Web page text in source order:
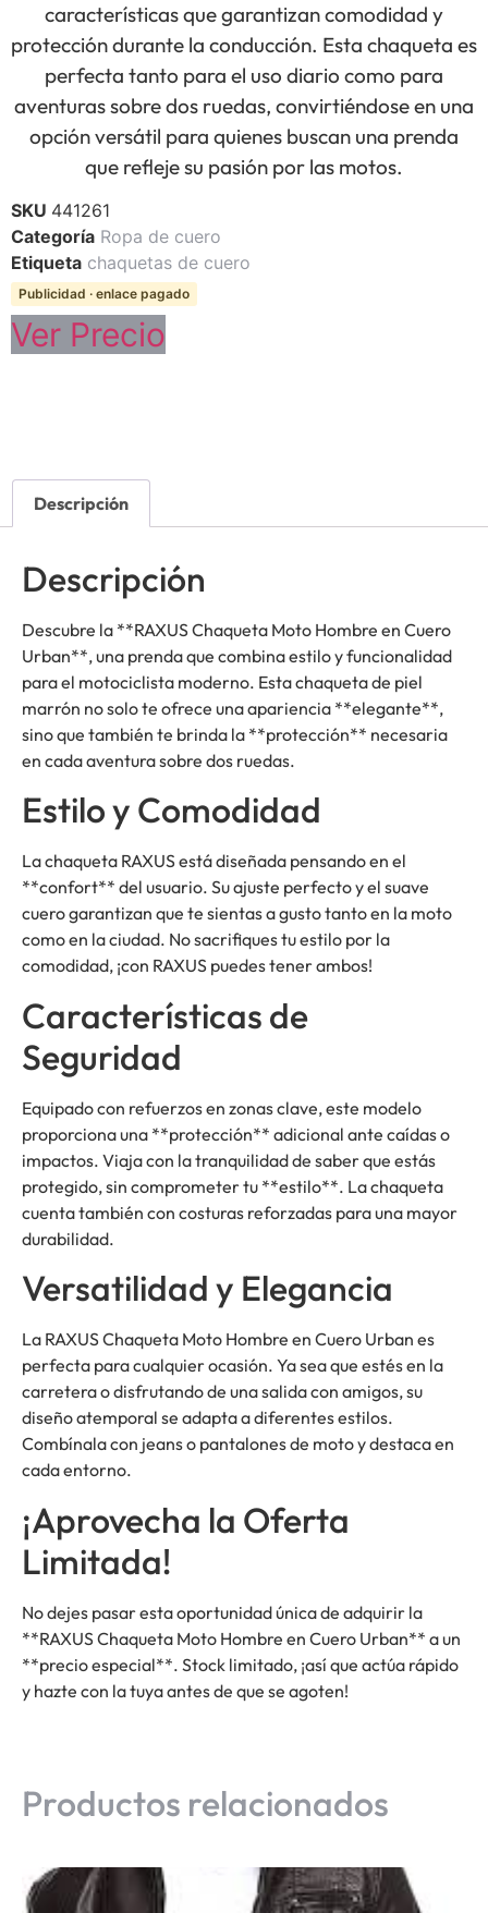
características que garantizan comodidad y
protección durante la conducción. Esta chaqueta es
perfecta tanto para el uso diario como para
aventuras sobre dos ruedas, convirtiéndose en una
opción versátil para quienes buscan una prenda
que refleje su pasión por las motos.
SKU 441261
Categoría Ropa de cuero
Etiqueta chaquetas de cuero
Publicidad · enlace pagado
Ver Precio
Descripción
Descripción
Descubre la **RAXUS Chaqueta Moto Hombre en Cuero
Urban**, una prenda que combina estilo y funcionalidad
para el motociclista moderno. Esta chaqueta de piel
marrón no solo te ofrece una apariencia **elegante**,
sino que también te brinda la **protección** necesaria
en cada aventura sobre dos ruedas.
Estilo y Comodidad
La chaqueta RAXUS está diseñada pensando en el
**confort** del usuario. Su ajuste perfecto y el suave
cuero garantizan que te sientas a gusto tanto en la moto
como en la ciudad. No sacrifiques tu estilo por la
comodidad, ¡con RAXUS puedes tener ambos!
Características de
Seguridad
Equipado con refuerzos en zonas clave, este modelo
proporciona una **protección** adicional ante caídas o
impactos. Viaja con la tranquilidad de saber que estás
protegido, sin comprometer tu **estilo**. La chaqueta
cuenta también con costuras reforzadas para una mayor
durabilidad.
Versatilidad y Elegancia
La RAXUS Chaqueta Moto Hombre en Cuero Urban es
perfecta para cualquier ocasión. Ya sea que estés en la
carretera o disfrutando de una salida con amigos, su
diseño atemporal se adapta a diferentes estilos.
Combínala con jeans o pantalones de moto y destaca en
cada entorno.
¡Aprovecha la Oferta
Limitada!
No dejes pasar esta oportunidad única de adquirir la
**RAXUS Chaqueta Moto Hombre en Cuero Urban** a un
**precio especial**. Stock limitado, ¡así que actúa rápido
y hazte con la tuya antes de que se agoten!
Productos relacionados